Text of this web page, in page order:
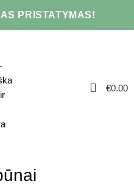
PRISTATYMAS!
0 €0.00